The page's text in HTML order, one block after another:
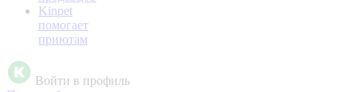
Kinpet
помогает
приютам
Войти в профиль